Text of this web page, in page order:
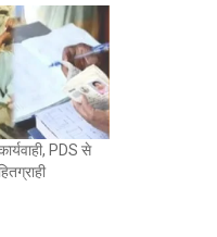
PDS से